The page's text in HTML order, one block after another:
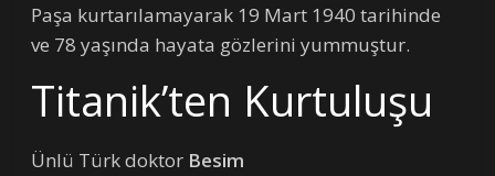
Paşa kurtarılamayarak 19 Mart 1940 tarihinde
ve 78 yaşında hayata gözlerini yummuştur.
Titanik’ten Kurtuluşu
Ünlü Türk doktor Besim